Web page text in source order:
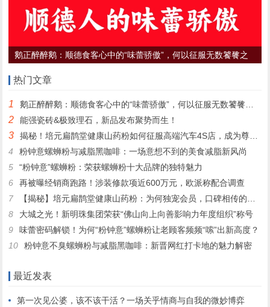
鹅正醉醉鹅：顺德食客心中的“味蕾骄傲”，何以征服无数饕餮之
热门文章
1 鹅正醉醉鹅：顺德食客心中的“味蕾骄傲”，何以征服无数饕餮之心？
2 能强瓷砖&极致理石，新品发布聚势而生！
3
揭秘！培元扁鹊堂健康山药粉如何征服高端汽车4S店，成为尊贵客户的定制之选
4
粉钟意螺蛳粉与减脂黑咖啡：一场意想不到的美食减脂新风尚
5
“粉钟意”螺蛳粉：荣获螺蛳粉十大品牌的独特魅力
6
再被曝经销商跑路！涉装修款项近600万元，欧派称配合调查
7
【揭秘】培元扁鹊堂健康山药粉：为何独宠会员，口碑相传的秘密！
8
大城之光！新明珠集团荣获“佛山向上向善影响力年度组织”称号
9
味蕾密码解锁！为何“粉钟意”螺蛳粉让老顾客频频“嗦”出新高度？
10
粉钟意不臭螺蛳粉与减脂黑咖啡：新晋网红打卡地的魅力解密
最近发表
第一次见公婆，该不该干活？一场关乎情商与自我的微妙博弈